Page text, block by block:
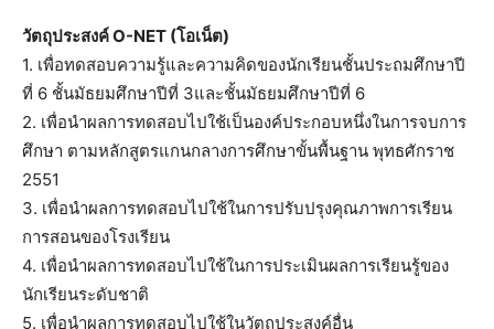
วัตถุประสงค์ O-NET (โอเน็ต)
1. เพื่อทดสอบความรู้และความคิดของนักเรียนชั้นประถมศึกษาปี
ที่ 6 ชั้นมัธยมศึกษาปีที่ 3และชั้นมัธยมศึกษาปีที่ 6
2. เพื่อนำผลการทดสอบไปใช้เป็นองค์ประกอบหนึ่งในการจบการ
ศึกษา ตามหลักสูตรแกนกลางการศึกษาขั้นพื้นฐาน พุทธศักราช
2551
3. เพื่อนำผลการทดสอบไปใช้ในการปรับปรุงคุณภาพการเรียน
การสอนของโรงเรียน
4. เพื่อนำผลการทดสอบไปใช้ในการประเมินผลการเรียนรู้ของ
นักเรียนระดับชาติ
5. เพื่อนำผลการทดสอบไปใช้ในวัตถุประสงค์อื่น